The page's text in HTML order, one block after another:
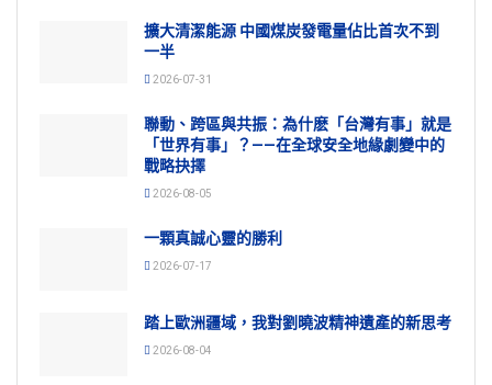
擴大清潔能源 中國煤炭發電量佔比首次不到
一半
2026-07-31
聯動、跨區與共振：為什麽「台灣有事」就是
「世界有事」？——在全球安全地緣劇變中的
戰略抉擇
2026-08-05
一顆真誠心靈的勝利
2026-07-17
踏上歐洲疆域，我對劉曉波精神遺產的新思考
2026-08-04